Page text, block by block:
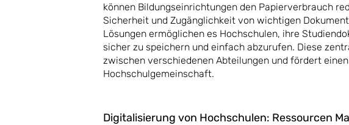
können Bildungseinrichtungen den Papierverbrauch
Sicherheit und Zugänglichkeit von wichtigen
Lösungen ermöglichen es Hochschulen, ihre
sicher zu speichern und einfach abzurufen. Diese
zwischen verschiedenen Abteilungen und fördert
Hochschulgemeinschaft.
Digitalisierung von Hochschulen: Ressourcen